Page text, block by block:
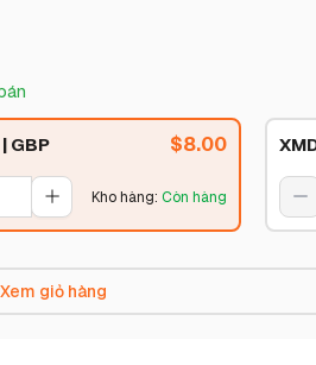
GBP $8.00
Kho hàng: Còn hàng
Xem giỏ hàng